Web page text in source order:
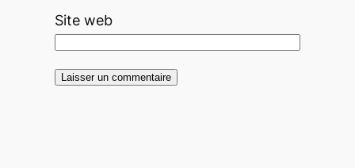
Site web